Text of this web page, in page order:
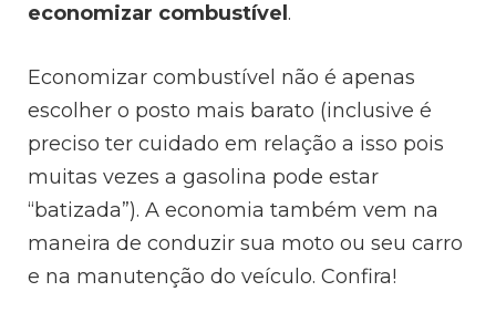
economizar combustível .
Economizar combustível não é apenas
escolher o posto mais barato (inclusive é
preciso ter cuidado em relação a isso pois
muitas vezes a gasolina pode estar
“batizada”). A economia também vem na
maneira de conduzir sua moto ou seu carro
e na manutenção do veículo. Confira!